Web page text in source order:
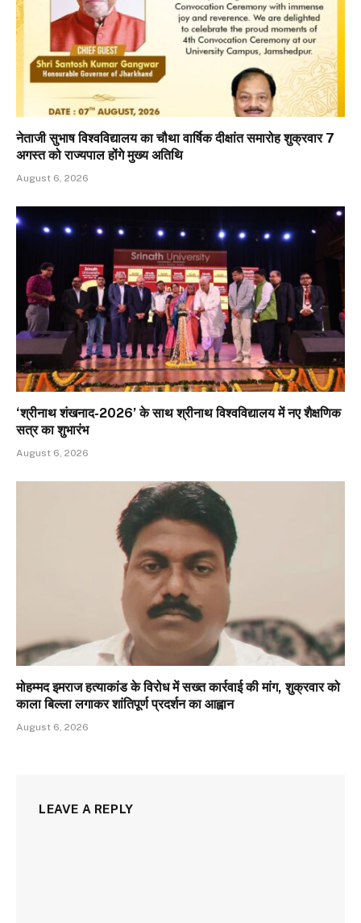
नेताजी सुभाष विश्वविद्यालय का चौथा वार्षिक दीक्षांत समारोह शुक्रवार 7
अगस्त को राज्यपाल होंगे मुख्य अतिथि
August 6, 2026
‘श्रीनाथ शंखनाद-2026’ के साथ श्रीनाथ विश्वविद्यालय में नए शैक्षणिक
सत्र का शुभारंभ
August 6, 2026
मोहम्मद इमराज हत्याकांड के विरोध में सख्त कार्रवाई की मांग, शुक्रवार को
काला बिल्ला लगाकर शांतिपूर्ण प्रदर्शन का आह्वान
August 6, 2026
LEAVE A REPLY